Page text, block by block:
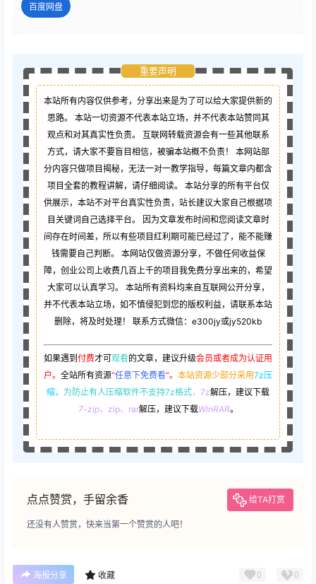
百度网盘
重要声明
本站所有内容仅供参考，分享出来是为了可以给大家提供新的
思路。 本站一切资源不代表本站立场，并不代表本站赞同其
观点和对其真实性负责。 互联网转载资源会有一些其他联系
方式，请大家不要盲目相信，被骗本站概不负责！ 本网站部
分内容只做项目揭秘，无法一对一教学指导，每篇文章内都含
项目全套的教程讲解，请仔细阅读。 本站分享的所有平台仅
供展示，本站不对平台真实性负责，站长建议大家自己根据项
目关键词自己选择平台。 因为文章发布时间和您阅读文章时
间存在时间差，所以有些项目红利期可能已经过了，能不能赚
钱需要自己判断。 本网站仅做资源分享，不做任何收益保
障，创业公司上收费几百上千的项目我免费分享出来的，希望
大家可以认真学习。 本站所有资料均来自互联网公开分享，
并不代表本站立场，如不慎侵犯到您的版权利益，请联系本站
删除，将及时处理！ 联系方式微信：e300jy或jy520kb
如果遇到 付费才可观看的文章，建议升级会员或者成为认证用
户。 全站所有资源“任意下免费看”。 本站资源少部分采用7z压
缩， 为防止有人压缩软件不支持7z格式，7z解压，建议下载
7-zip，zip、rar解压，建议下载WinRAR。
点点赞赏，手留余香 给TA打赏
还没有人赞赏，快来当第一个赞赏的人吧！
海报分享 收藏 0 0